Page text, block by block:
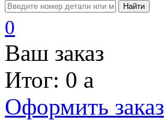
Найти
0
Ваш заказ
Итог: 0 a
Оформить заказ